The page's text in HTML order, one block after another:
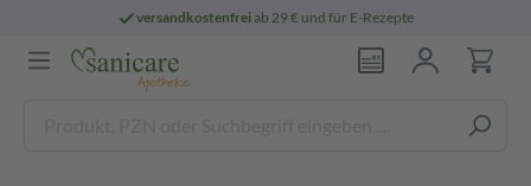
versandkostenfreiab 29 € und für E-Rezepte